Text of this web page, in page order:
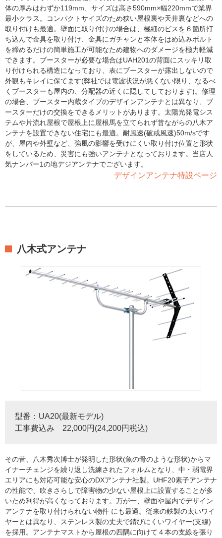
体の厚みはわずか119mm、サイズは高さ590mm×幅220mmで業界
最小クラス。コンパクトサイズのため狭い屋根裏や天井裏などへの
取り付けも最適。壁面に取り付けの場合は、極細のビスを６箇所打
ち込んで金具を取り付け、金具にガチャンと本体をはめ込みボルト
を締めるだけの簡単施工が可能なため建物へのダメージを極力軽減
できます。ブースターが必要な場合はUAH201の背面にスッキリ取
り付けられる構造になっており、表にブースターが露出しないので
外観もキレイに保てます(弊社では電波状況が悪くない限り、なるべ
くブースターも屋内の、分配器の近くに隠してしております)。修理
の場合、ブースター内蔵タイプのデザインアンテナとは異なり、ブ
ースターだけの交換をできるメリットがあります。太陽光発電シス
テムや片流れ屋根で屋根上に屋根馬を立てられず昔ながらの八木ア
ンテナを設置できない住宅にも最適。耐風速(破戒風速)50m/sです
が、屋内や外壁など、強風の影響を受けにくい取り付け位置と形状
をしているため、災害にも強いアンテナとなっております。当店人
気ナンバー1の地デジアンテナでございます。
デザインアンテナ特設ページ
八木式アンテナ
型番：UA20(最新モデル)
工事費込み 22,000円(24,200円税込)
その昔、八木秀次博士が発明した形状(魚の骨のような形状)からマ
イナーチェンジを繰り返し洗練されたフォルムとなり、中・弱電界
エリアにも対応可能な安心のDXアンテナ社製。UHF20素子アンテナ
の性能で、吹きさらしで障害物の少ない屋根上に設置することが多
いため利得が高くなっております。万が一、壁面や屋内でデザイン
アンテナを取り付けられない物件 にも最適。従来の鉄製の太いワイ
ヤーとは異なり、ステンレス製の丈夫で錆びにくいワイヤー(支線)
を採用。アンテナマストから屋根の四隅に向けて４本の支線を張り